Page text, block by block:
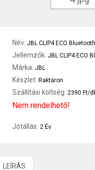
Név: JBL CLIP4 ECO
Jellemzők: JBL CLIP4 ECO
Márka: JBL
Készlet: Raktáron
Szállítási költség: 2390 Ft/
Nem rendelhető!
Jótállás: 2 Év
LEÍRÁS